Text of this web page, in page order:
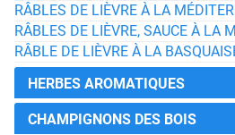
RÂBLES DE LIÈVRE À LA
RÂBLES DE LIÈVRE, SAUCE À LA
RÂBLE DE LIÈVRE À LA
HERBES AROMATIQUES
CHAMPIGNONS DES BOIS